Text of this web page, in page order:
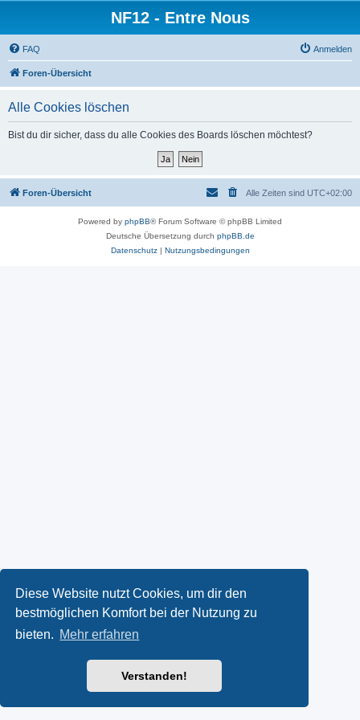
Diese Website nutzt Cookies, um dir den
bestmöglichen Komfort bei der Nutzung zu
bieten. Mehr erfahren
Verstanden!
NF12 - Entre Nous
FAQ Anmelden
Foren-Übersicht
Alle Cookies löschen
Bist du dir sicher, dass du alle Cookies des Boards löschen möchtest?
Foren-Übersicht Alle Zeiten sind UTC+02:00
Powered by phpBB® Forum Software © phpBB Limited
Deutsche Übersetzung durch phpBB.de
Datenschutz| Nutzungsbedingungen